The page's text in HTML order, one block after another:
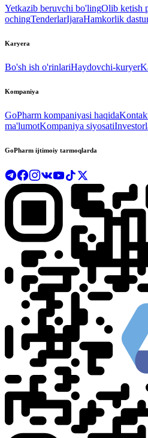
Yetkazib beruvchi bo'lingOlib ketish
ochingTenderlarIjaraHamkorlik
Karyera
Bo'sh ish o'rinlariHaydovchi-kuryer
Kompaniya
GoPharm kompaniyasi haqida
ma'lumotKompaniya siyosati
GoPharm ijtimoiy tarmoqlarda